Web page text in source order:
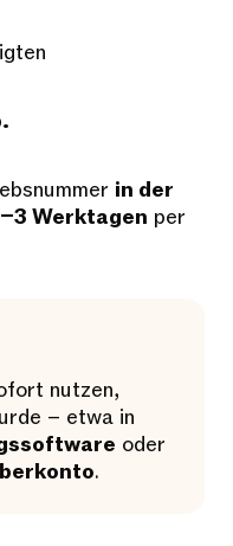
in der
Werktagen per
nutzen,
– etwa in
oder
.